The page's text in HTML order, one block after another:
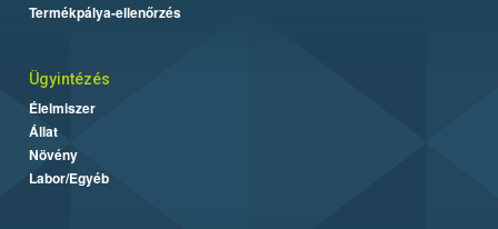
Termékpálya-ellenőrzés
Ügyintézés
Élelmiszer
Állat
Növény
Labor/Egyéb